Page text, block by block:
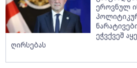
ეროვნულ
ეჭვქვეშ
ღირსებას